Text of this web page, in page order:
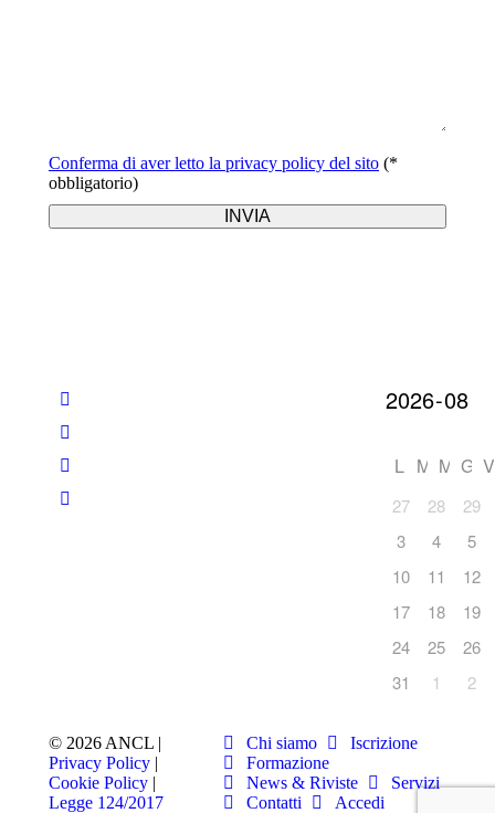
Conferma di aver letto la privacy policy del sito (*
obbligatorio)
L M M G V
27 28
29
3
4
5
10
11
12
17
18
19
24
25
26
31
1 2
© 2026 ANCL |
Privacy Policy |
Cookie Policy |
Legge 124/2017
Chi siamo
Iscrizione
Formazione
News & Riviste
Servizi
Contatti
Accedi